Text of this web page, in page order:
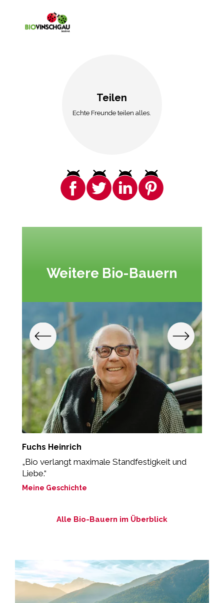
Teilen
Echte Freunde teilen alles.
Weitere Bio-Bauern
Fuchs Heinrich
„Bio verlangt maximale Standfestigkeit und
Liebe.“
Meine Geschichte
Alle Bio-Bauern im Überblick